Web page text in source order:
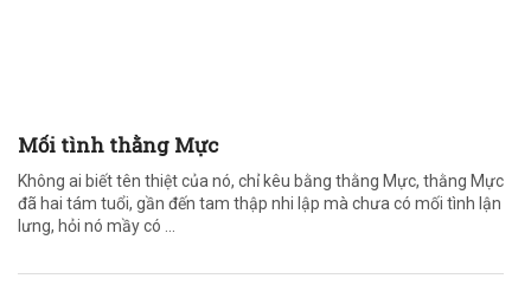
Mối tình thằng Mực
Không ai biết tên thiệt của nó, chỉ kêu bằng thằng Mực, thằng Mực
đã hai tám tuổi, gần đến tam thập nhi lập mà chưa có mối tình lận
lưng, hỏi nó mầy có ...